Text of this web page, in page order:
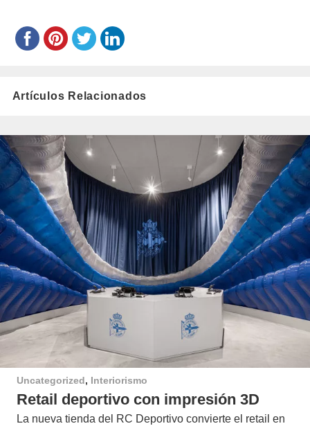
Artículos Relacionados
Uncategorized, Interiorismo
Retail deportivo con impresión 3D
La nueva tienda del RC Deportivo convierte el retail en